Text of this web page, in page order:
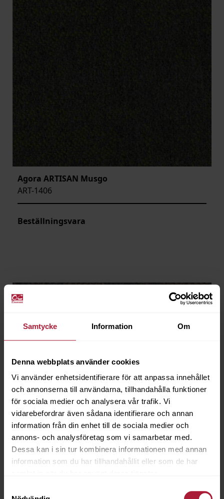
Samtycke Information Om
Denna webbplats använder cookies
Vi använder enhetsidentifierare för att anpassa innehållet
och annonserna till användarna, tillhandahålla funktioner
för sociala medier och analysera vår trafik. Vi
vidarebefordrar även sådana identifierare och annan
information från din enhet till de sociala medier och
annons- och analysföretag som vi samarbetar med.
Dessa kan i sin tur kombinera informationen med annan
information som du har tillhandahållit eller som de har
Agora ARTISAN Musgo
ART-1406
Beställningsvara
Agora ARTISAN Roca